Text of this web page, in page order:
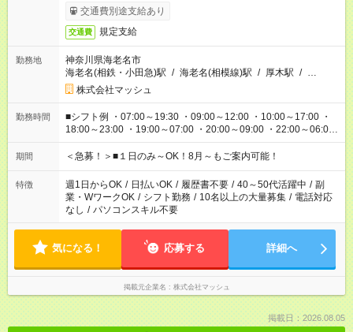
交通費別途支給あり
交通費 規定支給
勤務地
神奈川県海老名市
海老名(相鉄・小田急)駅 / 海老名(相模線)駅 / 厚木駅 / …
株式会社マッシュ
勤務時間
■シフト例 ・07:00～19:30 ・09:00～12:00 ・10:00～17:00 ・
18:00～23:00 ・19:00～07:00 ・20:00～09:00 ・22:00～06:00
etc ★最短で3時間で5,120円のお仕事から 15時間で2万円近く稼
げるお仕事も！ ご希望のお時間に合わせてご紹介！ ※シフトは
ください！
期間 ＜急募！＞■１日のみ～OK！8月～もご案内可能！
特徴 週1日からOK / 日払いOK / 履歴書不要 / 40～50代活躍中 / 副
業・WワークOK / シフト勤務 / 10名以上の大量募集 / 電話対応
なし / パソコンスキル不要
気になる！ 応募する 詳細へ
掲載元企業名 株式会社マッシュ
掲載日：2026.08.05